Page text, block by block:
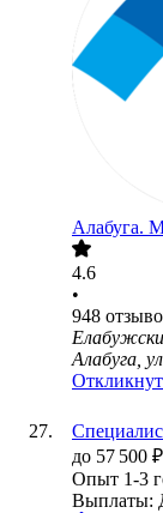
Алабуга.
4.6
•
948
Алабуга,
до 57 500 ₽
Опыт 1-3
Выплаты: